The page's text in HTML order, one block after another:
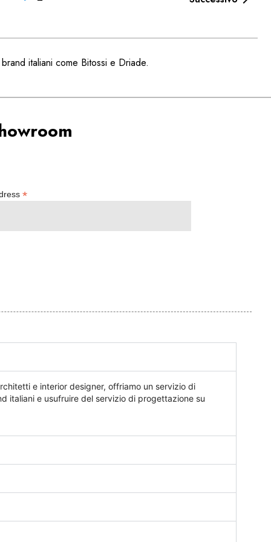
italiani come Bitossi e Driade.
*
e interior designer, offriamo un servizio di
italiani e usufruire del servizio di progettazione su